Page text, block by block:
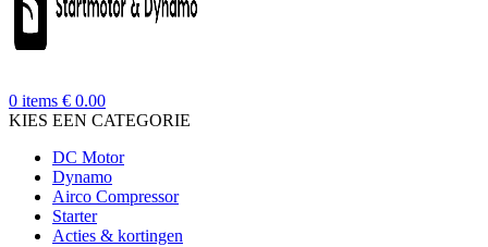
0 items € 0.00
KIES EEN CATEGORIE
DC Motor
Dynamo
Airco Compressor
Starter
Acties & kortingen